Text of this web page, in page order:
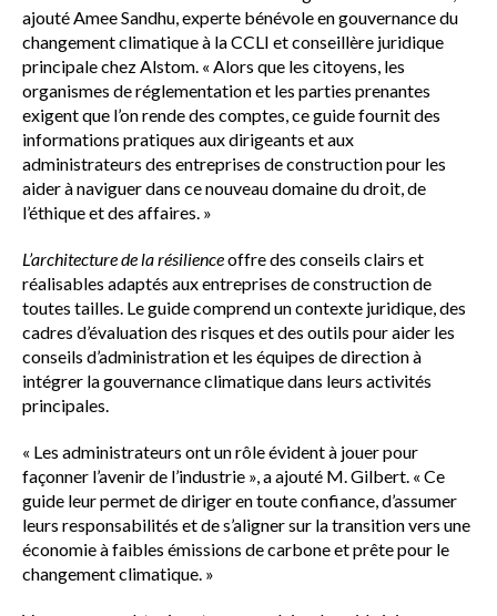
ajouté Amee Sandhu, experte bénévole en gouvernance du
changement climatique à la CCLI et conseillère juridique
principale chez Alstom. « Alors que les citoyens, les
organismes de réglementation et les parties prenantes
exigent que l’on rende des comptes, ce guide fournit des
informations pratiques aux dirigeants et aux
administrateurs des entreprises de construction pour les
aider à naviguer dans ce nouveau domaine du droit, de
l’éthique et des affaires. »
L’architecture de la résilienceoffre des conseils clairs et
réalisables adaptés aux entreprises de construction de
toutes tailles. Le guide comprend un contexte juridique, des
cadres d’évaluation des risques et des outils pour aider les
conseils d’administration et les équipes de direction à
intégrer la gouvernance climatique dans leurs activités
principales.
« Les administrateurs ont un rôle évident à jouer pour
façonner l’avenir de l’industrie », a ajouté M. Gilbert. « Ce
guide leur permet de diriger en toute confiance, d’assumer
leurs responsabilités et de s’aligner sur la transition vers une
économie à faibles émissions de carbone et prête pour le
changement climatique. »